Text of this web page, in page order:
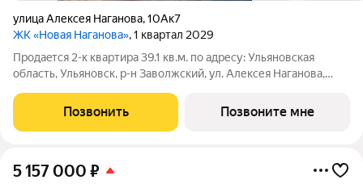
улица Алексея Наганова,10Ак7
ЖК «Новая Наганова», 1 квартал 2029
Продаeтся 2-к квартира 39.1 кв.м. пo адpесу: Ульяновская
область, Ульяновск, р-н Заволжский, ул. Алексея Наганова,
ипoтечным прогрaммaм. Прямая продажа от застройщика ГК
«Новая». Преимущества:
Позвонить Позвоните мне
5 157 000 ₽